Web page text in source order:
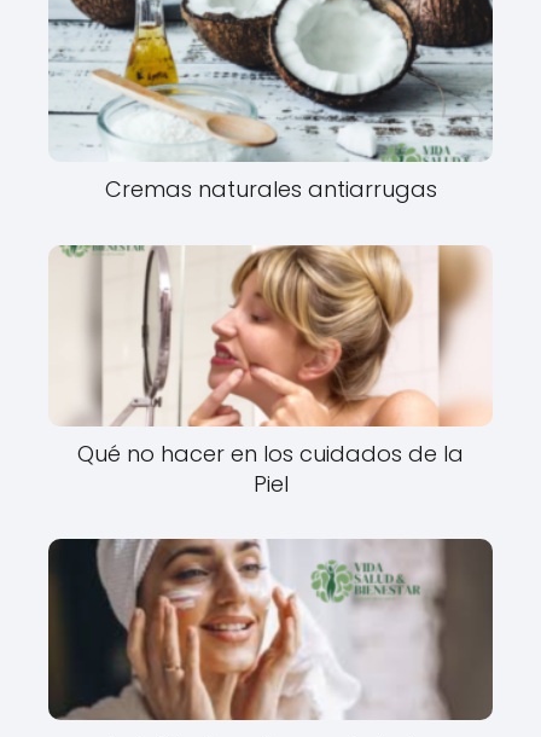
Cremas naturales antiarrugas
Qué no hacer en los cuidados de la
Piel